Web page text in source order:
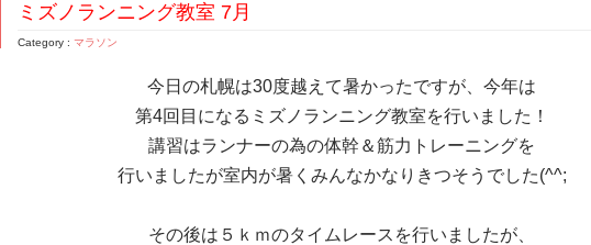
ミズノランニング教室 7月
Category : マラソン
今日の札幌は30度越えて暑かったですが、今年は
第4回目になるミズノランニング教室を行いました！
講習はランナーの為の体幹＆筋力トレーニングを
行いましたが室内が暑くみんなかなりきつそうでした(^^;
その後は５ｋｍのタイムレースを行いましたが、